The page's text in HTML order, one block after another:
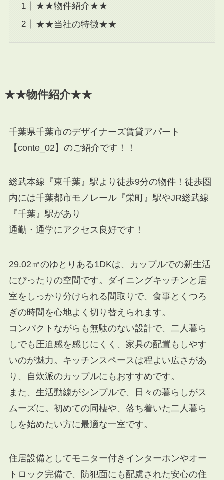
★★物件紹介★★
★★当社の特徴★★
★★物件紹介★★
千葉県千葉市のデザイナーズ賃貸アパート
【conte_02】のご紹介です！！
総武本線『東千葉』駅より徒歩9分の物件！徒歩圏
内には千葉都市モノレール『栄町』駅やJR総武線
『千葉』駅があり
通勤・通学にアクセス良好です！
29.02㎡のゆとりある1DKは、カップルでの新生活
にぴったりの空間です。ダイニングキッチンと居
室をしっかり分けられる間取りで、食事とくつろ
ぎの時間を心地よく切り替えられます。
コンパクトながらも無駄のない設計で、二人暮ら
しでも圧迫感を感じにくく、家具の配置もしやす
いのが魅力。キッチンスペースは程よい広さがあ
り、自炊派のカップルにもおすすめです。
また、生活動線がシンプルで、日々の暮らしがス
ムーズに。初めての同棲や、落ち着いた二人暮ら
しを始めたい方に最適な一室です。
住居設備としてモニター付きインターホンやオー
トロック完備で、防犯面にも配慮された安心の住